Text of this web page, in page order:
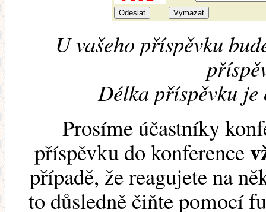
U vašeho příspěvku
Délka příspěvku je
Prosíme účastníky
příspěvku do konference
případě, že reagujete na
to důsledně čiňte pomocí